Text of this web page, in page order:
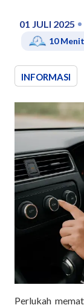
01 JULI 2025
10Menit
INFORMASI
Perlukah